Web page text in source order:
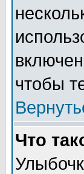
чтобы
Что